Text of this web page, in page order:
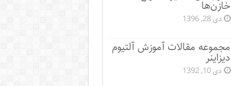
خازن‌ها
دی 28, 1396
مجموعه مقالات آموزش آلتیوم
دیزاینر
دی 10, 1392